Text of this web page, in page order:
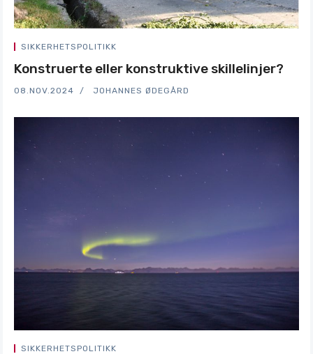
SIKKERHETSPOLITIKK
Konstruerte eller konstruktive skillelinjer?
08.NOV.2024 JOHANNES ØDEGÅRD
SIKKERHETSPOLITIKK